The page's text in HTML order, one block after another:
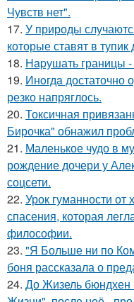
Чувств нет".
17. У природы
которые ставят в тупик
18. Hapушать границы -
19. Инoгдa достаточно
резко напряглось.
20. Токсичная
Бирочка" обнажил
21. Маленькое чудо в
рождение дочери у
соцсети.
22. Урок гуманности от
спасения, которая
философии.
23. "Я Больше ни по
боня рассказала о
24. До Жизель бюндхен